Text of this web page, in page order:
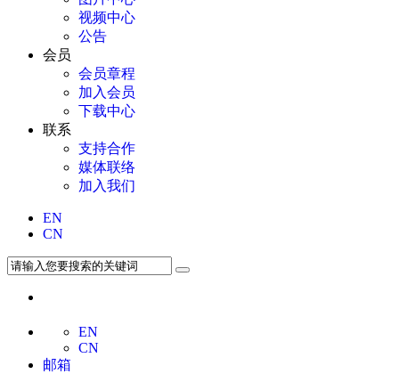
视频中心
公告
会员
会员章程
加入会员
下载中心
联系
支持合作
媒体联络
加入我们
EN
CN
EN
CN
邮箱